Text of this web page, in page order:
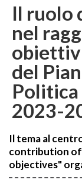
Il ruolo
nel
del
2023-
Il tema al
contribution of
objectives"